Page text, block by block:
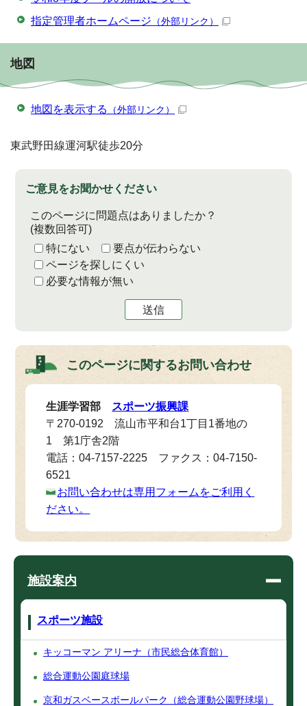
指定管理者ホームページ （外部リンク）
地図
地図を表示する （外部リンク）
東武野田線運河駅徒歩20分
ご意見をお聞かせください
このページに問題点はありましたか？
(複数回答可)
特にない
要点が伝わらない
ページを探しにくい
必要な情報が無い
送信
このページに関するお問い合わせ
生涯学習部 スポーツ振興課
〒270-0192 流山市平和台1丁目1番地の
1 第1庁舎2階
電話：04-7157-2225 ファクス：04-7150-
6521
お問い合わせは専用フォームをご利用く
ださい。
施設案内
スポーツ施設
キッコーマン アリーナ（市民総合体育館）
総合運動公園庭球場
京和ガスベースボールパーク（総合運動公園野球場）